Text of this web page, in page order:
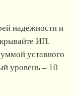
надежности и
ИП.
уставного
уровень – 10